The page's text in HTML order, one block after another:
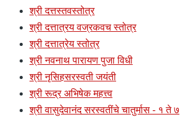
श्री दत्तस्तवस्तोत्र
श्री दत्तात्रय वज्रकवच स्तोत्र
श्री दत्तात्रेय स्तोत्र
श्री नवनाथ पारायण पुजा विधी
श्री नृसिहसरस्वती जयंती
श्री रूद्र अभिषेक महत्त्व
श्री वासुदेवानंद सरस्वतींचे चातुर्मास - १ ते ७